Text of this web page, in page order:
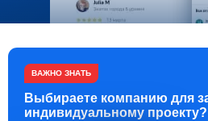
ВАЖНО ЗНАТЬ
Выбираете компанию для
индивидуальному проекту?